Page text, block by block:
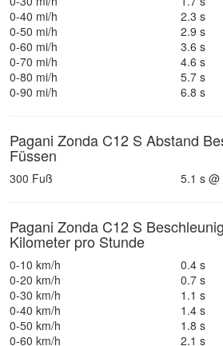
0-40 mi/h
2.3 s
0-50 mi/h
2.9 s
0-60 mi/h
3.6 s
0-70 mi/h
4.6 s
0-80 mi/h
5.7 s
0-90 mi/h
6.8 s
Pagani Zonda C12 S Abstand
Füssen
300 Fuß 5.1 s
Pagani Zonda C12 S
Kilometer pro Stunde
0-10 km/h
0.4 s
0-20 km/h
0.7 s
0-30 km/h
1.1 s
0-40 km/h
1.4 s
0-50 km/h
1.8 s
0-60 km/h
2.1 s